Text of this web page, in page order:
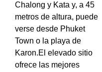
Chalong y Kata y, a 45
metros de altura, puede
verse desde Phuket
Town o la playa de
Karon.El elevado sitio
ofrece las mejores